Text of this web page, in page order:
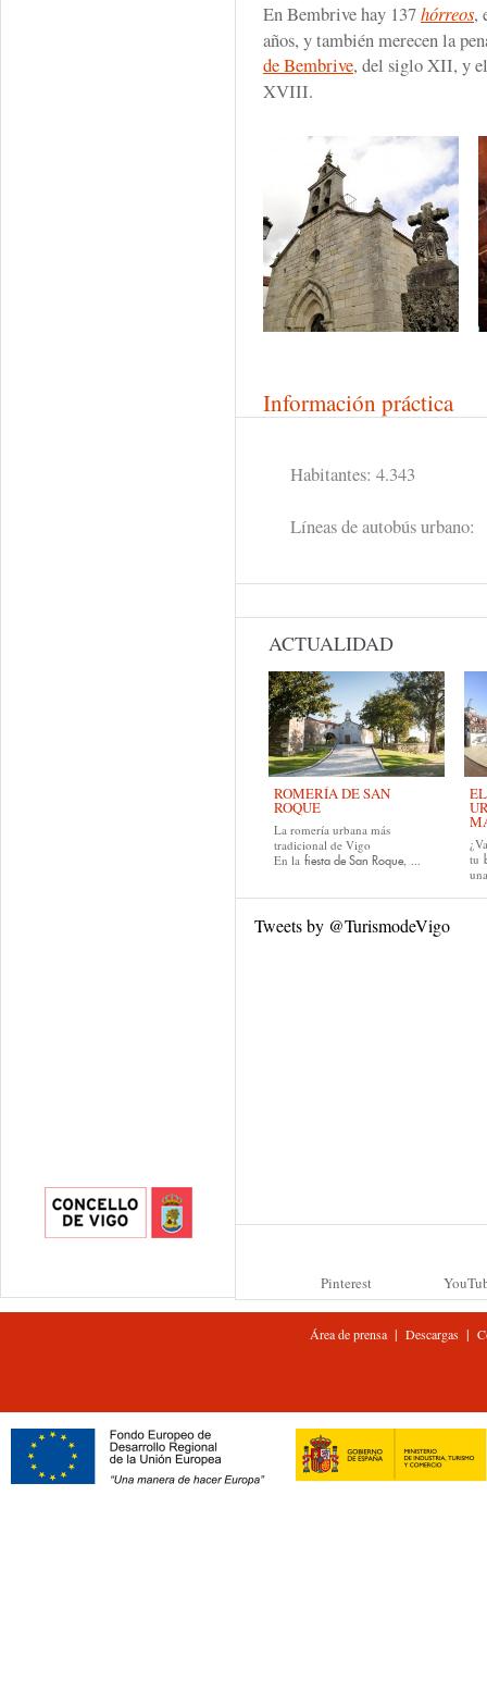
En Bembrive hay 137hórreos,
años, y también merecen la
de Bembrive, del siglo XII, y
XVIII.
Información práctica
Habitantes: 4.343
Líneas de autobús urbano:
ACTUALIDAD
ROMERÍA DE SAN
ROQUE
La romería urbana más
tradicional de Vigo
En la fiesta de San Roque, ...
tu
Tweets by @TurismodeVigo
Pinterest
Área de prensa| Descargas|